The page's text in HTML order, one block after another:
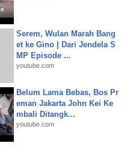
Serem, Wulan Marah Bang
et ke Gino | Dari Jendela S
MP Episode ...
youtube.com
Belum Lama Bebas, Bos Pr
eman Jakarta John Kei Ke
mbali Ditangk...
youtube.com